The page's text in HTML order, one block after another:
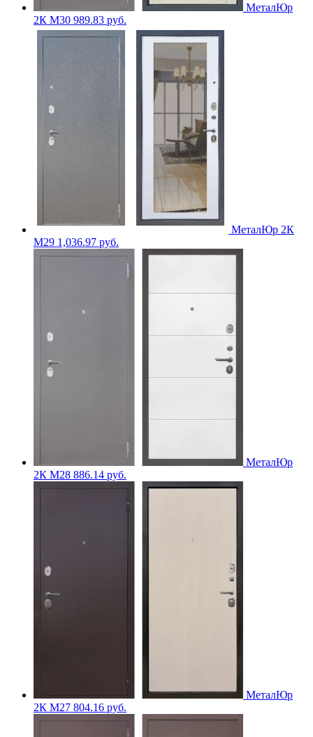
МеталЮр
2К M30 989.83 руб.
МеталЮр 2К
M29 1,036.97 руб.
МеталЮр
2К M28 886.14 руб.
МеталЮр
2К M27 804.16 руб.